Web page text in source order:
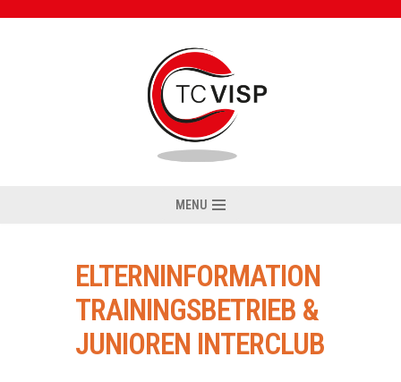
MENU
ELTERNINFORMATION
TRAININGSBETRIEB &
JUNIOREN INTERCLUB